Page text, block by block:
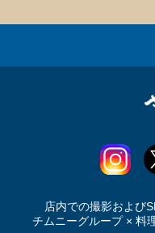
店内での撮影および
チムニーグループ × 料